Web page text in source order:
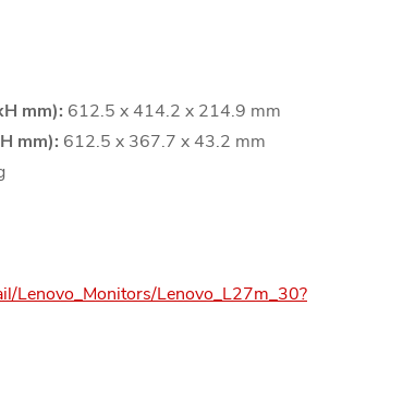
mm): 612.5 x 414.2 x 214.9 mm
mm): 612.5 x 367.7 x 43.2 mm
Lenovo_Monitors/Lenovo_L27m_30?